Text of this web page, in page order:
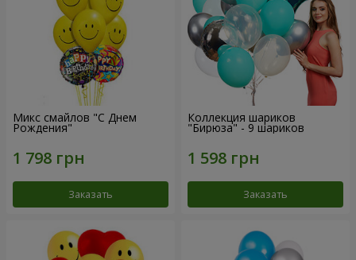
Микс смайлов "C Днем
Рождения"
Заказать
Коллекция шариков
"Бирюза" - 9 шариков
Заказать